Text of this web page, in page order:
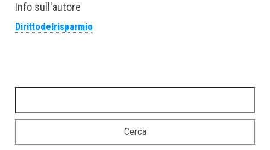
Info sull'autore
Dirittodelrisparmio